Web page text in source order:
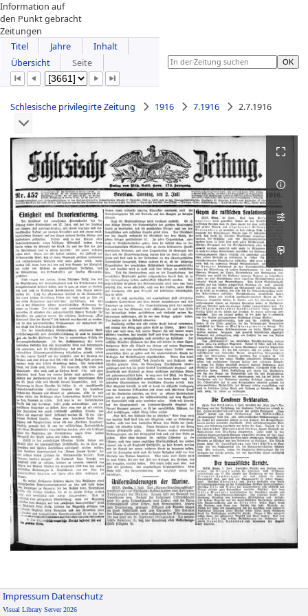
Information auf
den Punkt gebracht
Zeitungen
Titel
Jahre
Inhalt
Übersicht
Seite
Schlesische privilegirte Zeitung 1916 7.1916 2.7.1916
Impressum Datenschutz
Visual Library Server 2026